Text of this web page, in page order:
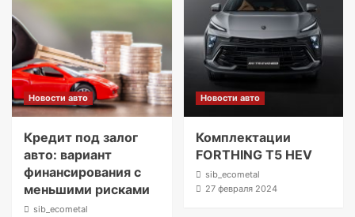
Новости авто
Кредит под залог
авто: вариант
финансирования с
меньшими рисками
sib_ecometal
Новости авто
Комплектации
FORTHING T5 HEV
sib_ecometal
27 февраля 2024